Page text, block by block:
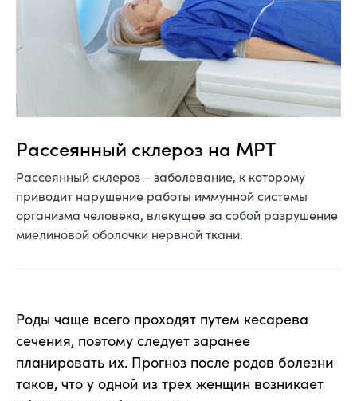
Рассеянный склероз на МРТ
Рассеянный склероз – заболевание, к которому
приводит нарушение работы иммунной системы
организма человека, влекущее за собой разрушение
миелиновой оболочки нервной ткани.
Роды чаще всего проходят путем кесарева
сечения, поэтому следует заранее
планировать их. Прогноз после родов болезни
таков, что у одной из трех женщин возникает